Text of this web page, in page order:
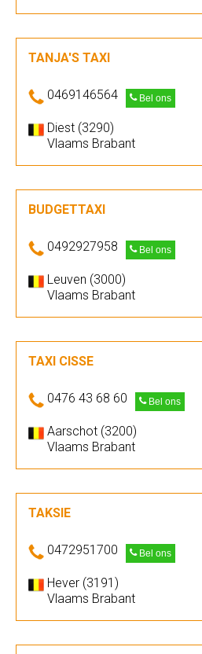
TANJA'S TAXI
0469146564 Bel ons
Diest (3290)
Vlaams Brabant
BUDGETTAXI
0492927958 Bel ons
Leuven (3000)
Vlaams Brabant
TAXI CISSE
0476 43 68 60 Bel ons
Aarschot (3200)
Vlaams Brabant
TAKSIE
0472951700 Bel ons
Hever (3191)
Vlaams Brabant